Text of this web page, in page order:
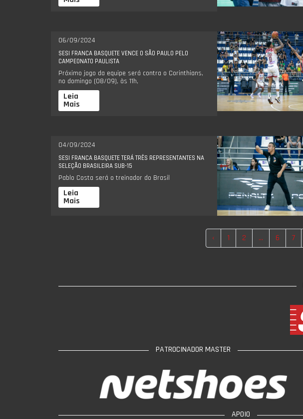
06/09/2024
SESI FRANCA BASQUETE VENCE O SÃO PAULO PELO
CAMPEONATO PAULISTA
Próximo jogo da equipe será contra o Corinthians,
no domingo (08/09), às 11h,
Leia
Mais
04/09/2024
SESI FRANCA BASQUETE TERÁ TRÊS REPRESENTANTES NA
SELEÇÃO BRASILEIRA SUB-15
Pablo Costa será o treinador do Brasil
Leia
Mais
‹ 1 2 ... 6 7
PATROCINADOR MASTER
APOIO